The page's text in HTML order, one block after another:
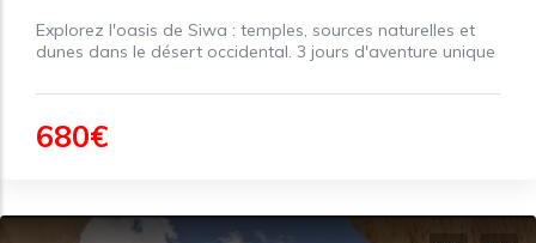
Explorez l'oasis de Siwa : temples, sources naturelles et
dunes dans le désert occidental. 3 jours d'aventure unique
680€